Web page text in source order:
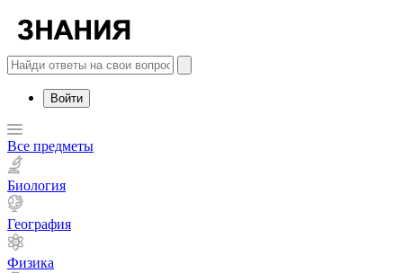
Войти
Все предметы
Биология
География
Физика